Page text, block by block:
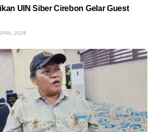
UIN Siber Cirebon Gelar Guest
2026